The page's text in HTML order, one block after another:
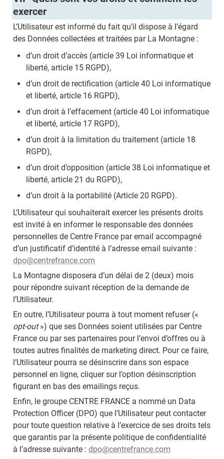
exercer
L’Utilisateur est informé du fait qu’il dispose à l’égard
des Données collectées et traitées par La Montagne :
d’un droit d’accès (article 39 Loi informatique et
liberté, article 15 RGPD),
d’un droit de rectification (article 40 Loi informatique
et liberté, article 16 RGPD),
d’un droit à l’effacement (article 40 Loi informatique
et liberté, article 17 RGPD),
d’un droit à la limitation du traitement (article 18
RGPD),
d’un droit d’opposition (article 38 Loi informatique et
liberté, article 21 du RGPD),
d’un droit à la portabilité (Article 20 RGPD).
L’Utilisateur qui souhaiterait exercer les présents droits
est invité à en informer le responsable des données
personnelles de Centre France par email accompagné
dpo@centrefrance.com
La Montagne disposera d’un délai de 2 (deux) mois
pour répondre suivant réception de la demande de
l’Utilisateur.
opt-out ») que ses Données soient utilisées par Centre
France ou par ses partenaires pour l’envoi d’offres ou à
toutes autres finalités de marketing direct. Pour ce faire,
l’Utilisateur pourra se désinscrire dans son espace
personnel en ligne, cliquer sur l’option désinscription
figurant en bas des emailings reçus.
Enfin, le groupe CENTRE FRANCE a nommé un Data
Protection Officer (DPO) que l’Utilisateur peut contacter
pour toute question relative à l’exercice de ses droits tels
que garantis par la présente politique de confidentialité
à l’adresse suivante : dpo@centrefrance.com